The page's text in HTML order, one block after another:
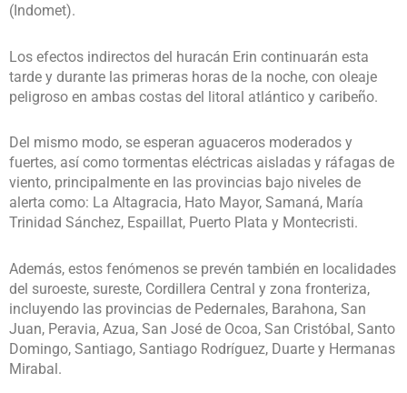
(Indomet).
Los efectos indirectos del huracán Erin continuarán esta
tarde y durante las primeras horas de la noche, con oleaje
peligroso en ambas costas del litoral atlántico y caribeño.
Del mismo modo, se esperan aguaceros moderados y
fuertes, así como tormentas eléctricas aisladas y ráfagas de
viento, principalmente en las provincias bajo niveles de
alerta como: La Altagracia, Hato Mayor, Samaná, María
Trinidad Sánchez, Espaillat, Puerto Plata y Montecristi.
Además, estos fenómenos se prevén también en localidades
del suroeste, sureste, Cordillera Central y zona fronteriza,
incluyendo las provincias de Pedernales, Barahona, San
Juan, Peravia, Azua, San José de Ocoa, San Cristóbal, Santo
Domingo, Santiago, Santiago Rodríguez, Duarte y Hermanas
Mirabal.